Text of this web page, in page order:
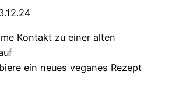
Kontakt zu einer alten
ein neues veganes Rezept